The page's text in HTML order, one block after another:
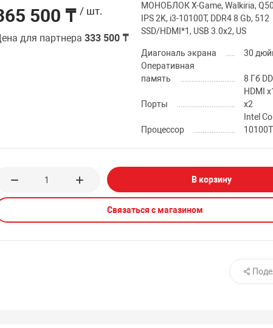
500 ₸ / шт.
для партнера333 500 ₸
МОНОБЛОК X-Game, Walkiria,
IPS 2K, i3-10100T, DDR4 8 Gb, 512
SSD/HDMI*1, USB 3.0x2, US
Диагональ экрана
30
Оперативная
память
8 Гб
Порты
HDMI
x2
Процессор
Intel
10100T
В корзину
Связаться с магазином